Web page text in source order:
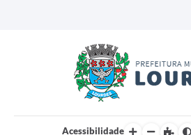
Acessibilidade